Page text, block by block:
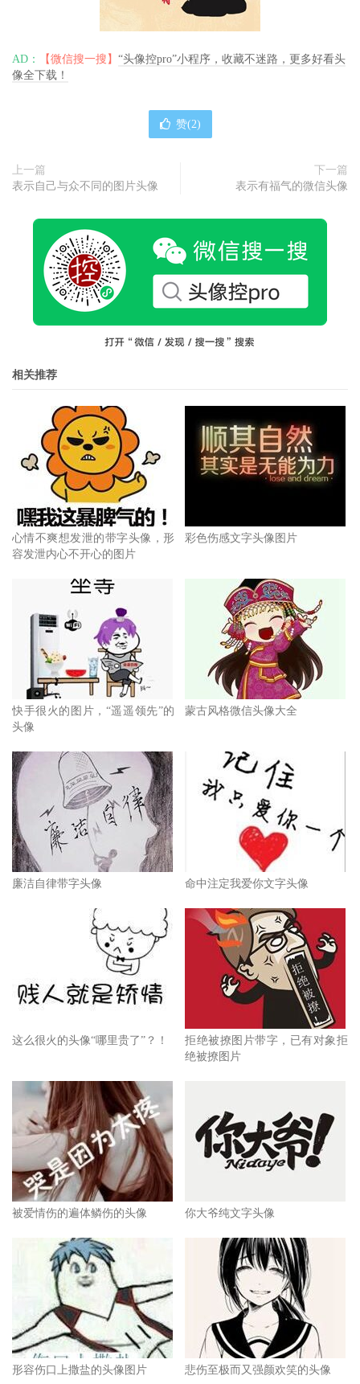
AD： 【微信搜一搜】 “头像控pro”小程序，收藏不迷路，更多好看头
像全下载！
赞(2)
上一篇
表示自己与众不同的图片头像
下一篇
表示有福气的微信头像
相关推荐
心情不爽想发泄的带字头像，形
容发泄内心不开心的图片
彩色伤感文字头像图片
快手很火的图片，“遥遥领先”的
头像
蒙古风格微信头像大全
廉洁自律带字头像 命中注定我爱你文字头像
这么很火的头像“哪里贵了”？！
拒绝被撩图片带字，已有对象拒
绝被撩图片
被爱情伤的遍体鳞伤的头像 你大爷纯文字头像
形容伤口上撒盐的头像图片 悲伤至极而又强颜欢笑的头像